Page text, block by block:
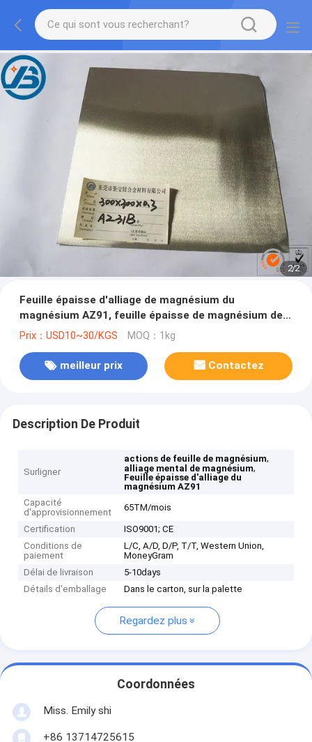
1/2
Feuille épaisse d'alliage de magnésium du
magnésium AZ91, feuille épaisse de magnésium de
panneau en métal d'alliage de magnésium d'AZ31B
Prix：USD10~30/KGS MOQ：1kg
meilleur prix Contactez
Description De Produit
Surligner
actions de feuille de magnésium,
alliage mental de magnésium,
Feuille épaisse d'alliage du
magnésium AZ91
Capacité
d'approvisionnement
65TM/mois
Certification
ISO9001; CE
Conditions de
paiement
L/C, A/D, D/P, T/T, Western Union,
MoneyGram
Délai de livraison
5-10days
Détails d'emballage
Dans le carton, sur la palette
Regardez plus
Coordonnées
Miss. Emily shi
+86 13714725615